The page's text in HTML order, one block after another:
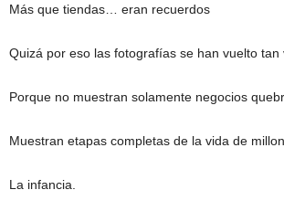
Más que tiendas… eran recuerdos
Quizá por eso las fotografías se han vuelto tan
Porque no muestran solamente negocios
Muestran etapas completas de la vida de
La infancia.